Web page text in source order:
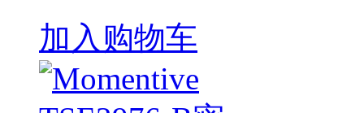
加入购物车